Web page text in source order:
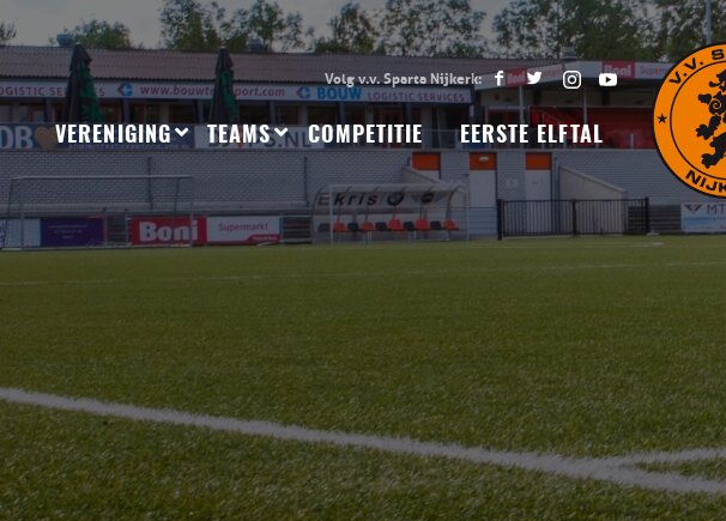
VERENIGING TEAMS COMPETITIE EERSTE ELFTAL